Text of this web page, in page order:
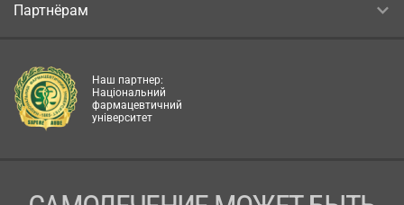
Партнёрам
Наш партнер:
Національний
фармацевтичний
університет